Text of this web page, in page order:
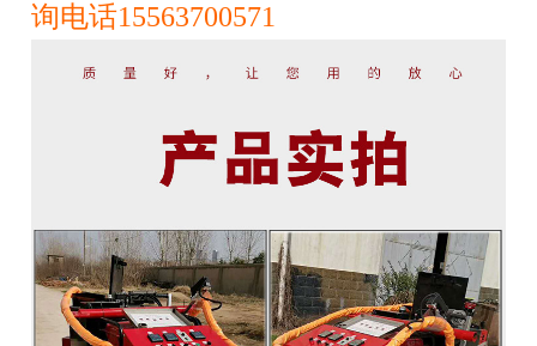
询电话15563700571